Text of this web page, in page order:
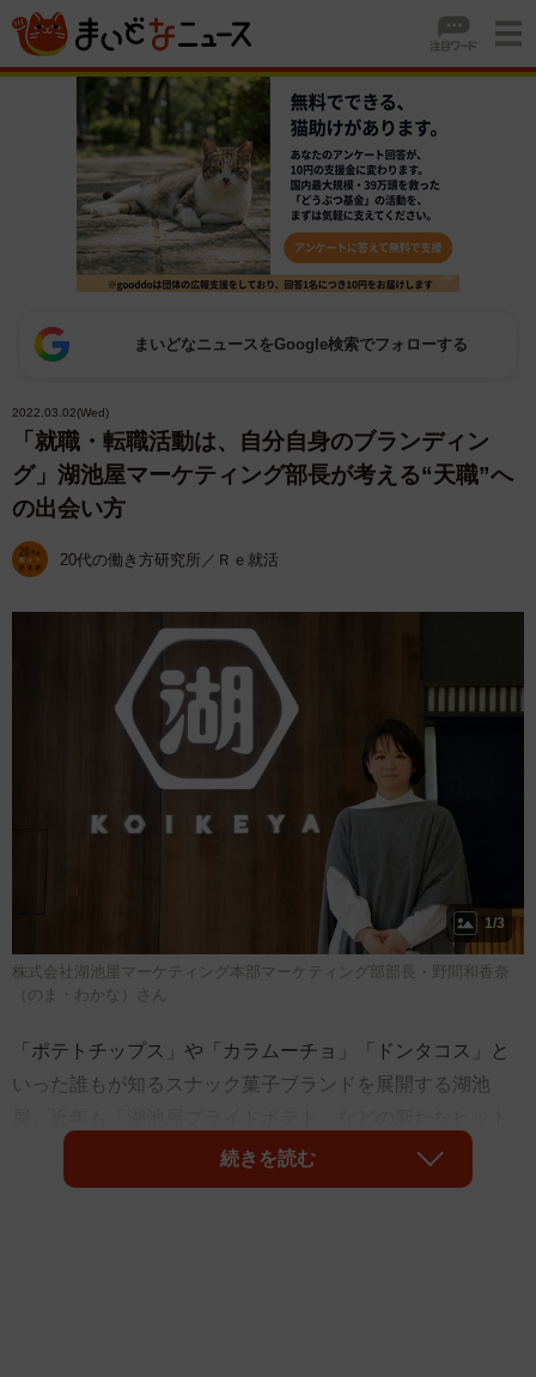
まいどなニュースをGoogle検索でフォローする
2022.03.02(Wed)
「就職・転職活動は、自分自身のブランディン
グ」湖池屋マーケティング部長が考える“天職”へ
の出会い方
20代の働き方研究所／Ｒｅ就活
1/3
株式会社湖池屋マーケティング本部マーケティング部部長・野間和香奈
（のま・わかな）さん
「ポテトチップス」や「カラムーチョ」「ドンタコス」と
いった誰もが知るスナック菓子ブランドを展開する湖池
商品を生み出し続けています。ヒット商品連発の立役者と
なったのは、湖池屋全商品のブランド管理のほか、会社全
続きを読む